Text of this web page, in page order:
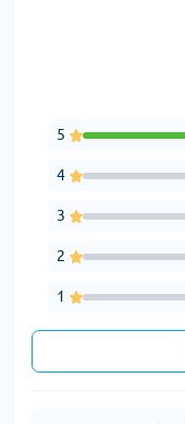
5
4
3
2
1